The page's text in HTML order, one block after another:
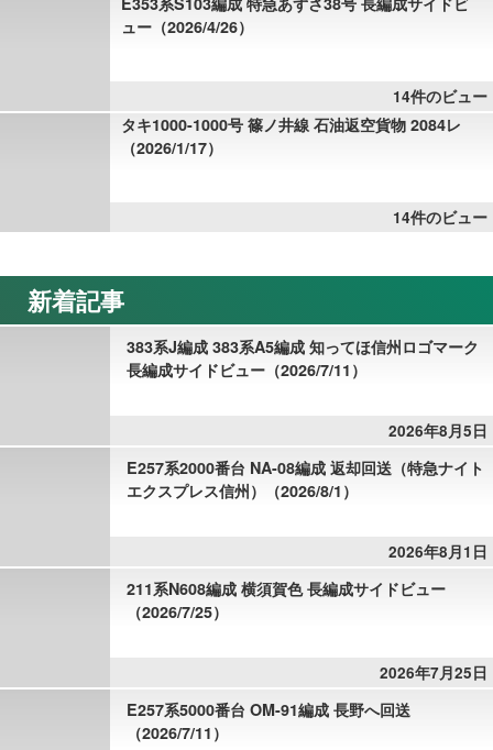
ュー（2026/4/26）
14件のビュー
タキ1000-1000号 篠ノ井線 石油返空貨物 2084レ
（2026/1/17）
14件のビュー
新着記事
383系J編成 383系A5編成 知ってほ信州ロゴマーク
長編成サイドビュー（2026/7/11）
2026年8月5日
E257系2000番台 NA-08編成 返却回送（特急ナイト
エクスプレス信州）（2026/8/1）
2026年8月1日
211系N608編成 横須賀色 長編成サイドビュー
（2026/7/25）
2026年7月25日
E257系5000番台 OM-91編成 長野へ回送
（2026/7/11）